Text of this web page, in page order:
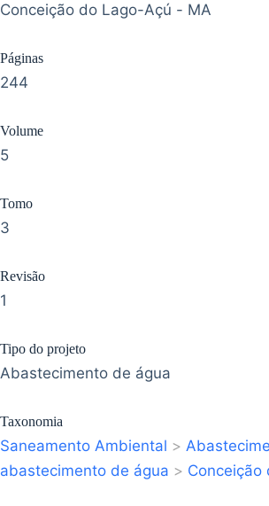
Conceição do Lago-Açú - MA
Páginas
244
Volume
5
Tomo
3
Revisão
1
Tipo do projeto
Abastecimento de água
Taxonomia
Saneamento Ambiental >
abastecimento de água > Conceição